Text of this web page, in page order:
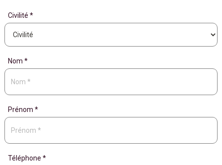
Civilité *
Nom *
Prénom *
Téléphone *